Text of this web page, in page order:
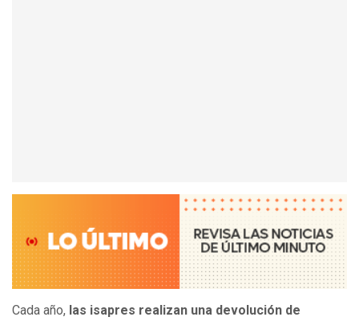
Cada año, las isapres realizan una devolución de